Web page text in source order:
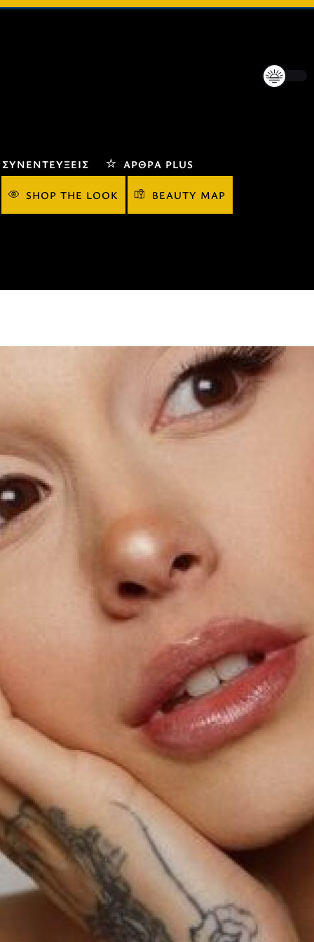
ΣΥΝΕΝΤΕΎΞΕΙΣ ΆΡΘΡΑ PLUS
SHOP THE LOOK BEAUTY MAP